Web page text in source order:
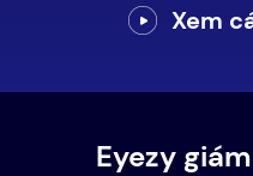
Xem
Eyezy